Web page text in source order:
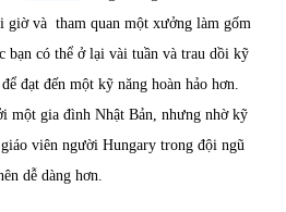
giờ và tham quan một xưởng làm gốm
bạn có thể ở lại vài tuần và trau dồi kỹ
đạt đến một kỹ năng hoàn hảo hơn.
một gia đình Nhật Bản, nhưng nhờ kỹ
viên người Hungary trong đội ngũ
dễ dàng hơn.